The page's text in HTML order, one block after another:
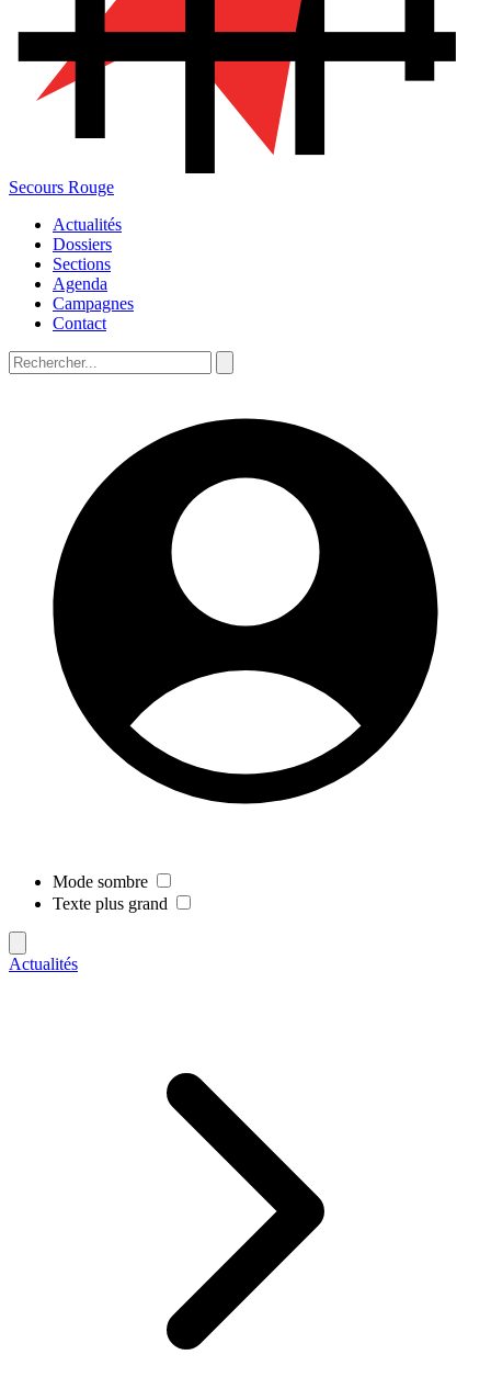
Secours Rouge
Actualités
Dossiers
Sections
Agenda
Campagnes
Contact
Mode sombre
Texte plus grand
Actualités